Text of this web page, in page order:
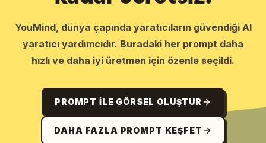
YouMind, dünya çapında yaratıcıların güvendiği AI
yaratıcı yardımcıdır. Buradaki her prompt daha
hızlı ve daha iyi üretmen için özenle seçildi.
PROMPT ILE GÖRSEL OLUŞTUR
DAHA FAZLA PROMPT KEŞFET